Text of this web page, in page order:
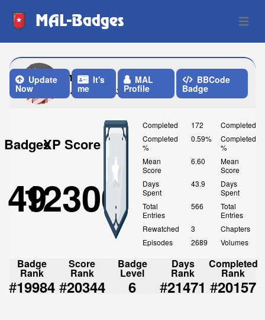
MAL-Badges Open
harmuni
Last Update: 3 Weeks ago
Update
Now
It's
me
MAL
Profile
BBCode
Badge
Badges
49
XP Score
12300
Completed
172
Completed
%
0.59%
Mean
Score
6.60
Days
Spent
43.9
Total
Entries
566
Rewatched
3
Episodes
2689
Completed
Completed
%
Mean
Score
Days
Spent
Total
Entries
Chapters
Volumes
Badge
Rank
#19984
Score
Rank
#20344
Badge
Level
6
Days
Rank
#21471
Completed
Rank
#20157